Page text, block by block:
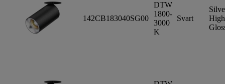
142CB183040SG00
DTW
1800-
3000
K
Svart
High